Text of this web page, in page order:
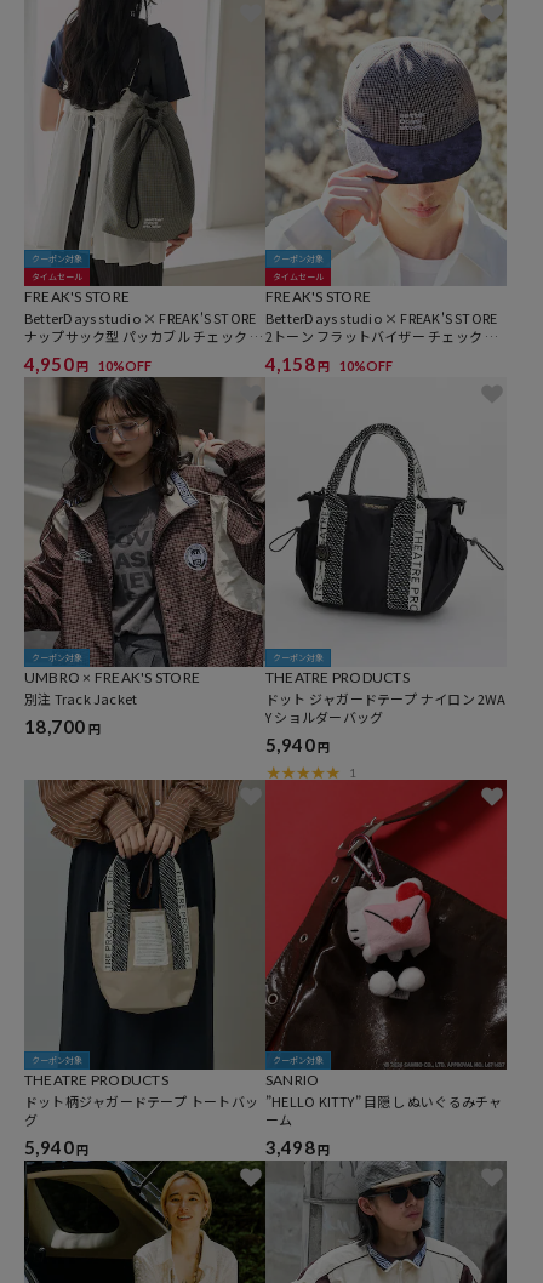
クーポン対象
タイムセール
FREAK'S STORE
BetterDays studio × FREAK'S STORE
ナップサック型 パッカブル チェック ミ
ニバッグ
4,950円 10%OFF
クーポン対象
タイムセール
FREAK'S STORE
BetterDays studio × FREAK'S STORE
2トーン フラットバイザー チェック キ
ャップ
4,158円 10%OFF
クーポン対象
UMBRO × FREAK'S STORE
別注 Track Jacket
18,700 円
クーポン対象
THEATRE PRODUCTS
ドット ジャガードテープ ナイロン 2WA
Y ショルダーバッグ
5,940円
1
クーポン対象
THEATRE PRODUCTS
ドット柄ジャガードテープ トートバッ
グ
5,940円
クーポン対象
SANRIO
”HELLO KITTY” 目隠し ぬいぐるみチャ
ーム
3,498円